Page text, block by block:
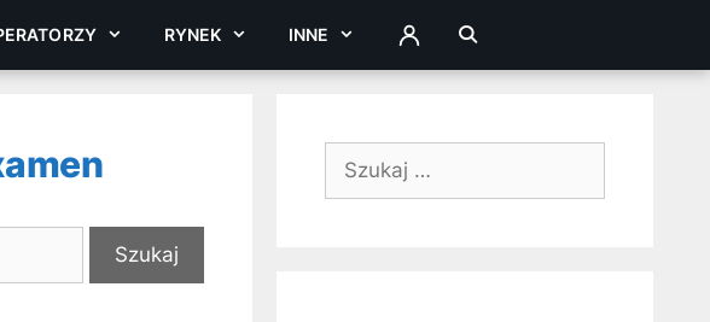
RYNEK INNE ZALOGUJ
Szukaj: